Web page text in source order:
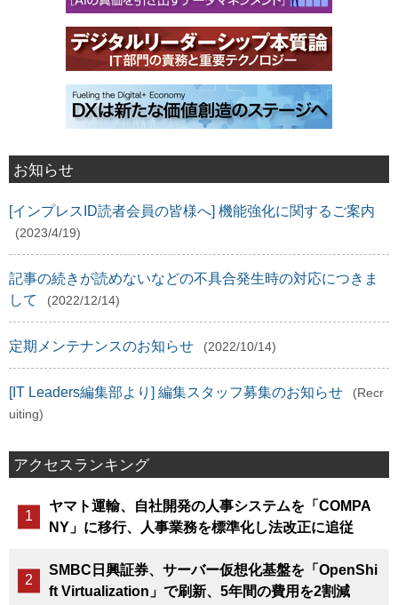
お知らせ
[インプレスID読者会員の皆様へ] 機能強化に関するご案内
(2023/4/19)
記事の続きが読めないなどの不具合発生時の対応につきま
して
(2022/12/14)
定期メンテナンスのお知らせ (2022/10/14)
[IT Leaders編集部より] 編集スタッフ募集のお知らせ
(Recr
uiting)
アクセスランキング
ヤマト運輸、自社開発の人事システムを「COMPA
NY」に移行、人事業務を標準化し法改正に追従
SMBC日興証券、サーバー仮想化基盤を「OpenShi
ft Virtualization」で刷新、5年間の費用を2割減